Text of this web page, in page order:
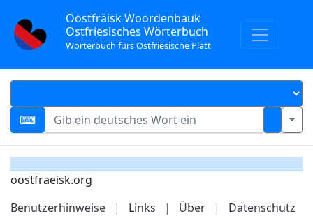
Oostfräisk Woordenbauk
Ostfriesisches Wörterbuch
Wörterbuch fürs Ostfriesische Platt
oostfraeisk.org
Benutzerhinweise
| Links | Über | Datenschutz